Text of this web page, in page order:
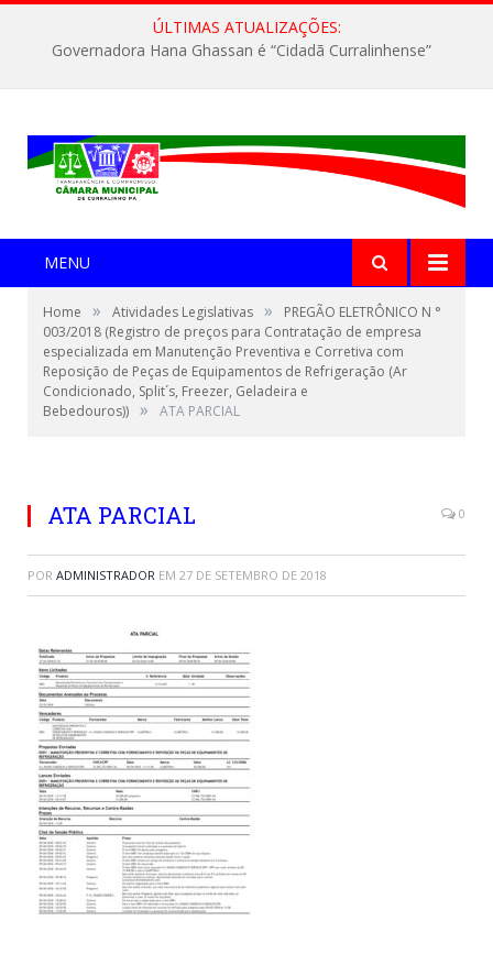
ÚLTIMAS ATUALIZAÇÕES:
Governadora Hana Ghassan é “Cidadã Curralinhense”
MENU
Home » Atividades Legislativas »
PREGÃO ELETRÔNICO N °
003/2018 (Registro de preços para Contratação de empresa
especializada em Manutenção Preventiva e Corretiva com
Reposição de Peças de Equipamentos de Refrigeração (Ar
Condicionado, Split´s, Freezer, Geladeira e
Bebedouros)) » ATA PARCIAL
ATA PARCIAL 0
POR ADMINISTRADOR EM 27 DE SETEMBRO DE 2018